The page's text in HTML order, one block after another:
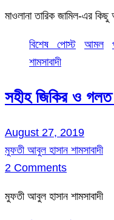
মাওলানা তারিক জামিল-এর
বিশেষ পোস্ট আমল
শামসাবাদী
সহীহ জিকির ও গলত
August 27, 2019
মুফতী আবুল হাসান শামসাবাদী
2 Comments
মুফতী আবুল হাসান শামসাবাদী